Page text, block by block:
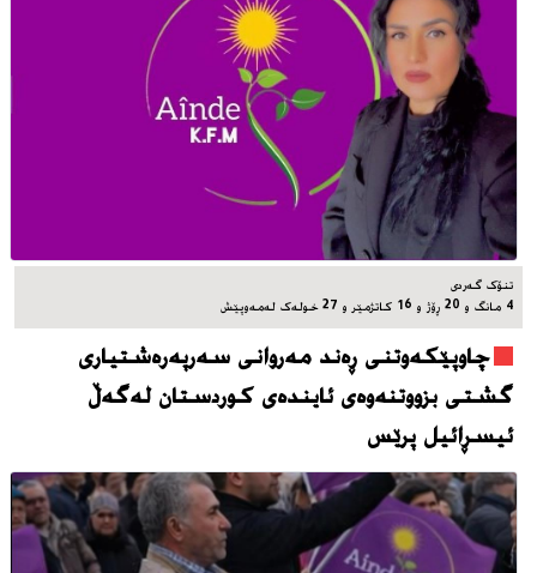
تنۆک گەردی
4 مانگ و 20 ڕۆژ و 16 کاتژمێر و 27 خوله‌ک له‌مه‌وپێش‌
چاوپێکەوتنی ڕەند مەروانی سەرپەرەشتیاری
گشتی بزووتنەوەی ئایندەی کوردستان لەگەڵ
ئیسڕائیل پرێس